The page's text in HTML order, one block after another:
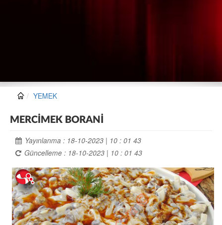
YEMEK
MERCİMEK BORANİ
Yayınlanma : 18-10-2023 | 10 : 01 43
Güncelleme : 18-10-2023 | 10 : 01 43